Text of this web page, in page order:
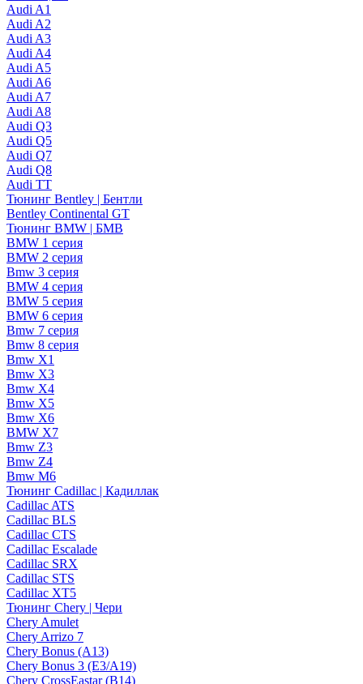
Audi A1
Audi A2
Audi A3
Audi A4
Audi A5
Audi A6
Audi A7
Audi A8
Audi Q3
Audi Q5
Audi Q7
Audi Q8
Audi TT
Тюнинг Bentley | Бентли
Bentley Continental GT
Тюнинг BMW | БМВ
BMW 1 серия
BMW 2 серия
Bmw 3 серия
BMW 4 серия
BMW 5 серия
BMW 6 серия
Bmw 7 серия
Bmw 8 серия
Bmw X1
Bmw X3
Bmw X4
Bmw X5
Bmw X6
BMW X7
Bmw Z3
Bmw Z4
Bmw М6
Тюнинг Cadillac | Кадиллак
Cadillac ATS
Cadillac BLS
Cadillac CTS
Cadillac Escalade
Cadillac SRX
Cadillac STS
Cadillac XT5
Тюнинг Chery | Чери
Chery Amulet
Chery Arrizo 7
Chery Bonus (A13)
Chery Bonus 3 (E3/A19)
Chery CrossEastar (B14)